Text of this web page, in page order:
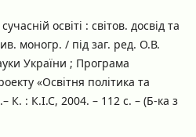
освіті : світов. досвід та
моногр. / під заг. ред. О.В.
України ; Програма
«Освітня політика та
К. : К.І.С, 2004. – 112 с. – (Б-ка з